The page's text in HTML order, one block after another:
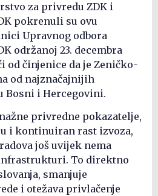
za privredu ZDK i
pokrenuli su ovu
Upravnog odbora
održanoj 23. decembra
od činjenice da je Zeničko-
od najznačajnijih
i Hercegovini.
privredne pokazatelje,
i kontinuiran rast izvoza,
još uvijek nema
To direktno
smanjuje
i otežava privlačenje